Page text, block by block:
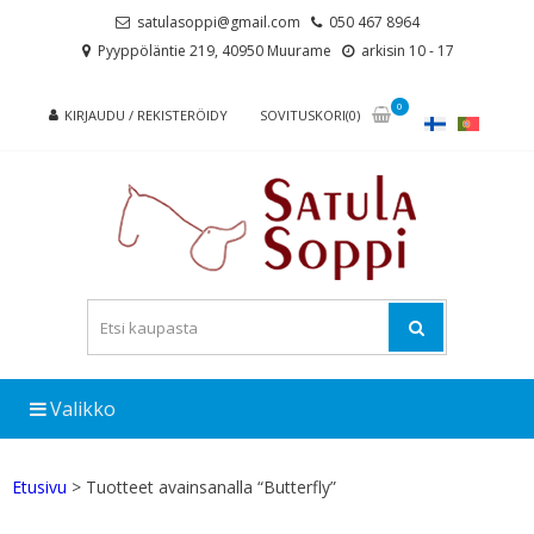
satulasoppi@gmail.com
050 467 8964
Pyyppöläntie 219, 40950 Muurame
arkisin 10 - 17
KIRJAUDU / REKISTERÖIDY SOVITUSKORI(0)
0
Valikko
Etusivu > Tuotteet avainsanalla “Butterfly”